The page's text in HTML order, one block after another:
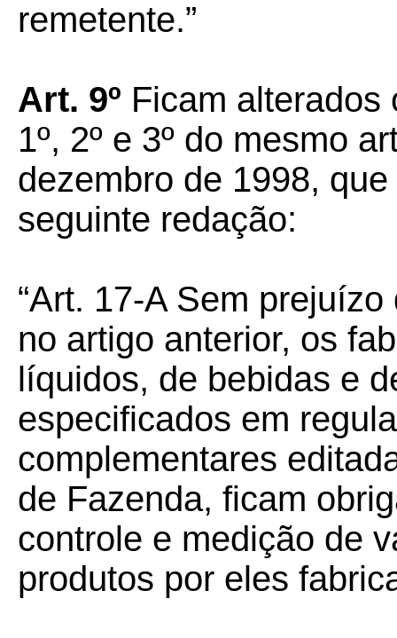
remetente.”
Art. 9º Ficam
1º, 2º e 3º do mesmo
dezembro de 1998,
seguinte redação:
“Art. 17-A Sem
no artigo anterior, os
líquidos, de bebidas e
especificados em
complementares
de Fazenda, ficam
controle e medição de
produtos por eles